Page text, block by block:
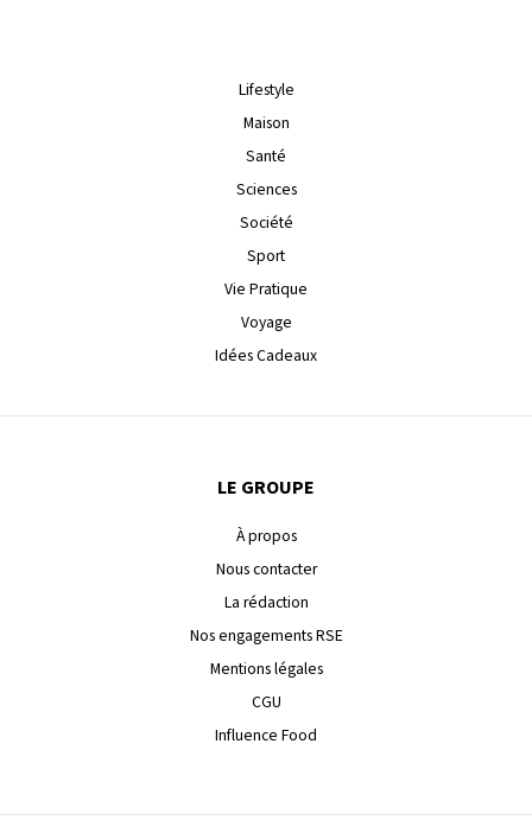
Lifestyle
Maison
Santé
Sciences
Société
Sport
Vie Pratique
Voyage
Idées Cadeaux
LE GROUPE
À propos
Nous contacter
La rédaction
Nos engagements RSE
Mentions légales
CGU
Influence Food